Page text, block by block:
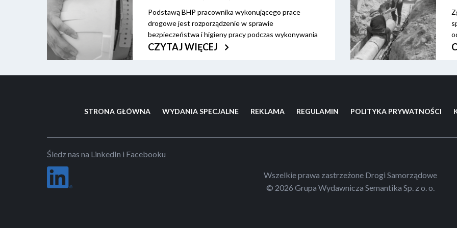
Podstawą BHP pracownika wykonującego prace
drogowe jest rozporządzenie w sprawie
bezpieczeństwa i higieny pracy podczas wykonywania
robót budowlanych.
CZYTAJ WIĘCEJ
STRONA GŁÓWNA WYDANIA SPECJALNE REKLAMA REGULAMIN POLITYKA PRYWATNOŚCI
Śledz nas na LinkedIn i Facebooku
Wszelkie prawa zastrzeżone Drogi Samorządowe
© 2026 Grupa Wydawnicza Semantika Sp. z o. o.